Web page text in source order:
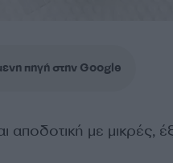
πηγή στην Google
αποδοτική με μικρές,